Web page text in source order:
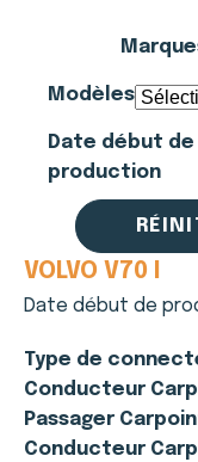
Modèles
Date début de
production
VOLVO V70 I
Date début de
Type de
Conducteur
Passager
Conducteur